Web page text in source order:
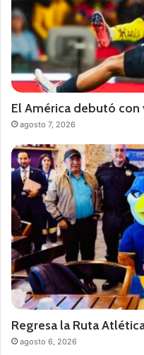
El América debutó con
agosto 7, 2026
Regresa la Ruta
agosto 6, 2026